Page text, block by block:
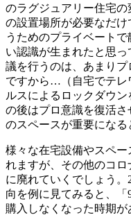
のラグジュアリー住宅の
の設置場所が必要なだけ
うためのプライベート
い認識が生まれたと思っ
議を行うのは、 あまりプ
ですから…（ 自宅でテレ
ルスによるロックダウ
の後はプロ意識を復活さ
のスペースが重要になる
様々な在宅設備やスペ
れますが、 その他のコロ
に廃れていくでし ょう。
向を例に見てみると、「
購入しなくなった時期が